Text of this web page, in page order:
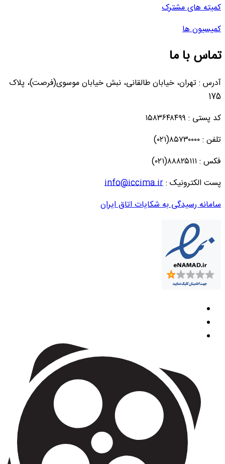
کمیته های مشترک
کمیسیون ها
تماس با ما
آدرس : تهران، خیابان طالقانی، نبش خیابان موسوی(فرصت)، پلاک
175
کد پستی : ۱۵۸۳۶۴۸۴۹۹
تلفن : ۸۵۷۳۰۰۰۰(۰۲۱)
فکس : ۸۸۸۲۵۱۱۱(۰۲۱)
پست الکترونیک :info@iccima.ir
سامانه رسیدگی به شکایات اتاق ایران